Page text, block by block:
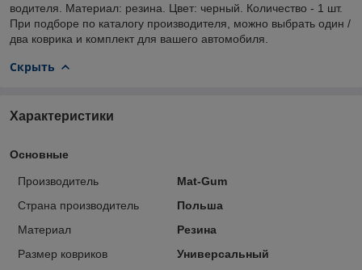
водителя. Материал: резина. Цвет: черный. Количество - 1 шт.
При подборе по каталогу производителя, можно выбрать один /
два коврика и комплект для вашего автомобиля.
Скрыть
Характеристики
Основные
Производитель
Mat-Gum
Страна производитель
Польша
Материал
Резина
Размер ковриков
Универсальный